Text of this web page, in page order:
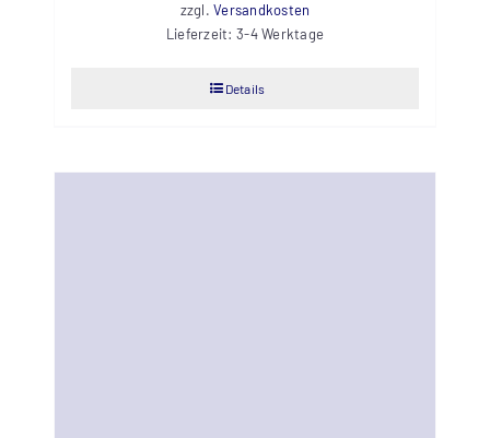
zzgl.Versandkosten
Lieferzeit: 3-4 Werktage
Details